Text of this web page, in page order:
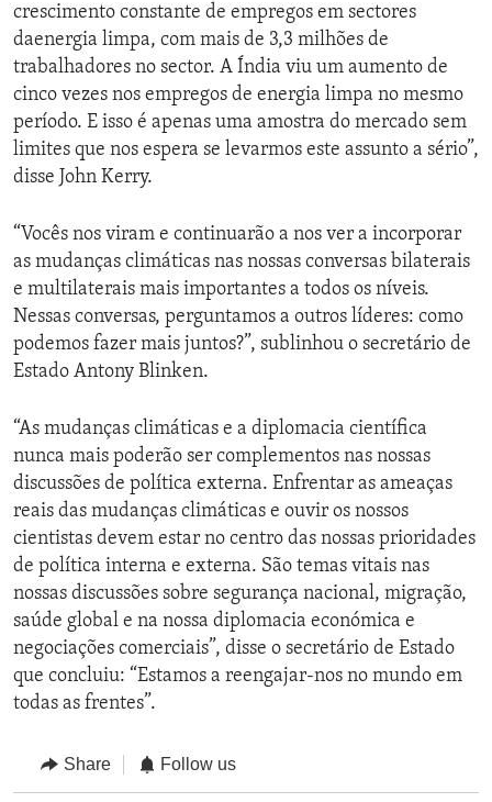
crescimento constante de empregos em sectores
daenergia limpa, com mais de 3,3 milhões de
trabalhadores no sector. A Índia viu um aumento de
cinco vezes nos empregos de energia limpa no mesmo
período. E isso é apenas uma amostra do mercado sem
limites que nos espera se levarmos este assunto a sério”,
disse John Kerry.
“Vocês nos viram e continuarão a nos ver a incorporar
as mudanças climáticas nas nossas conversas bilaterais
e multilaterais mais importantes a todos os níveis.
Nessas conversas, perguntamos a outros líderes: como
podemos fazer mais juntos?”, sublinhou o secretário de
Estado Antony Blinken.
“As mudanças climáticas e a diplomacia científica
nunca mais poderão ser complementos nas nossas
discussões de política externa. Enfrentar as ameaças
reais das mudanças climáticas e ouvir os nossos
cientistas devem estar no centro das nossas prioridades
de política interna e externa. São temas vitais nas
nossas discussões sobre segurança nacional, migração,
saúde global e na nossa diplomacia económica e
negociações comerciais”, disse o secretário de Estado
que concluiu: “Estamos a reengajar-nos no mundo em
todas as frentes”.
Share Follow us